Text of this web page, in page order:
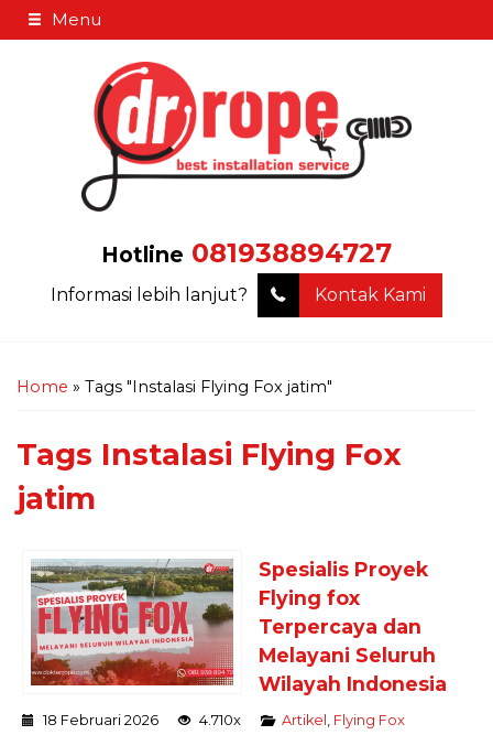
Menu
Hotline 081938894727
Informasi lebih lanjut? Kontak Kami
Home » Tags "Instalasi Flying Fox jatim"
Tags Instalasi Flying Fox
jatim
Spesialis Proyek
Flying fox
Terpercaya dan
Melayani Seluruh
Wilayah Indonesia
18 Februari 2026 4.710x Artikel Flying Fox